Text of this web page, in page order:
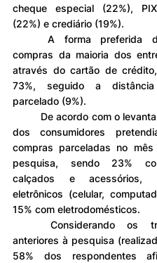
cheque especial (22%),
(22%) e crediário (19%).
compras da maioria dos
através do cartão de
73%, seguido a
parcelado (9%).
dos consumidores
compras parceladas no
pesquisa, sendo 23%
calçados e acessórios,
eletrônicos (celular,
15% com eletrodomésticos.
anteriores à pesquisa
58% dos respondentes